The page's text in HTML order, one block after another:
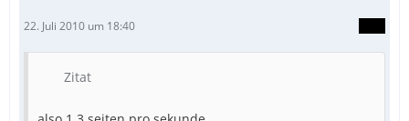
22. Juli 2010 um 18:40
Zitat